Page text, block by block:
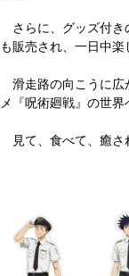
さらに、グッズ付き
も販売され、一日中楽
滑走路の向こうに広
メ『呪術廻戦』の世界
見て、食べて、癒さ